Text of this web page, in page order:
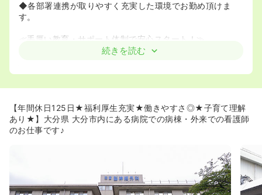
◆各部署連携が取りやすく充実した環境でお勤め頂けま
す。
≪手厚い教育・サポート体制で安心スタート！≫
◆クリニカルラダーとプリセプター制度を導入しており、
◆新人研修や大分県看護協会研修への参加、学会発表・研
から正看護師への奨学金制度もあり、キャリア形成を病院
全体で応援する風土です！
◆子の看護休暇など休暇制度が充実しており、提携保育園
も隣接しているため、子育て中の方も安心して働けます。
続きを読む
【年間休日125日★福利厚生充実★働きやすさ◎★子育て理解
あり★】大分県 大分市内にある病院での病棟・外来での看護師
のお仕事です♪